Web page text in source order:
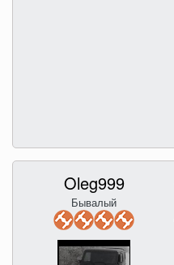
Oleg999
Бывалый